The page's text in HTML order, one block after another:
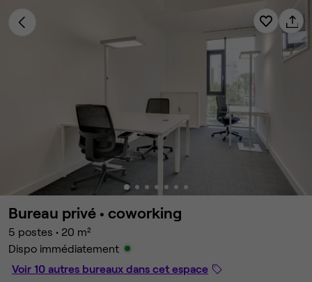
Bureau privé • coworking
5 postes • 20 m²
Dispo immédiatement
Voir 10 autres bureaux dans cet espace